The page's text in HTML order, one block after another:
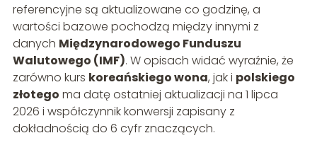
referencyjne są aktualizowane co godzinę, a
wartości bazowe pochodzą między innymi z
danych Międzynarodowego Funduszu
Walutowego (IMF). W opisach widać wyraźnie, że
zarówno kurs koreańskiego wona, jak i polskiego
złotego ma datę ostatniej aktualizacji na 1 lipca
2026 i współczynnik konwersji zapisany z
dokładnością do 6 cyfr znaczących.